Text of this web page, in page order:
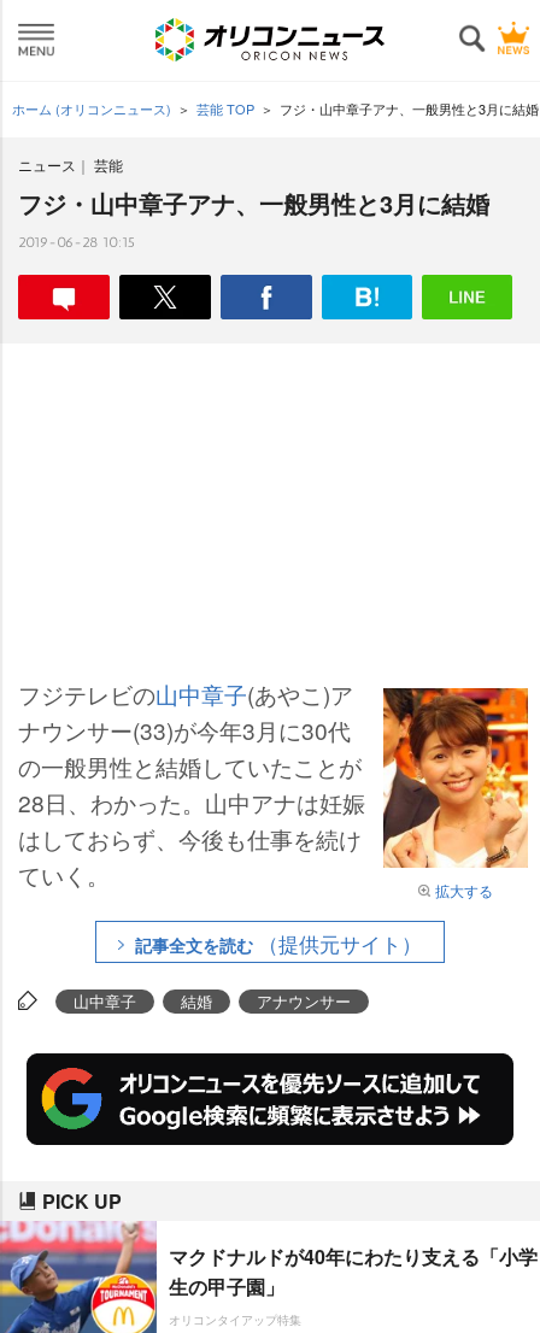
ホーム (オリコンニュース) 芸能 TOP フジ・山中章子アナ、一般男性と3月に結婚
ニュース 芸能
フジ・山中章子アナ、一般男性と3月に結婚
2019-06-28 10:15
拡大する
フジテレビの山中章子(あやこ)ア
ナウンサー(33)が今年3月に30代
の一般男性と結婚していたことが
28日、わかった。山中アナは妊娠
はしておらず、今後も仕事を続け
ていく。
記事全文を読む （提供元サイト）
山中章子 結婚 アナウンサー
PICK UP
マクドナルドが40年にわたり支える「小学
生の甲子園」
オリコンタイアップ特集